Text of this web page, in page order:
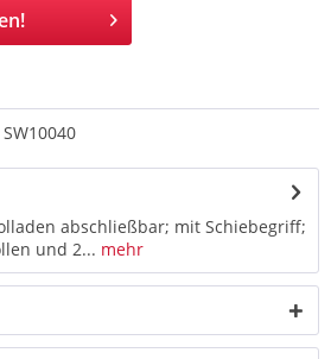
SW10040
abschließbar; mit Schiebegriff;
und 2... mehr